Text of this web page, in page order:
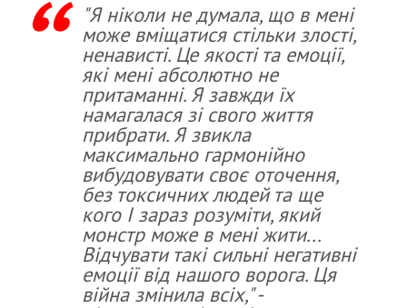
"Я ніколи не думала, що в мені
може вміщатися стільки злості,
ненависті. Це якості та емоції,
які мені абсолютно не
притаманні. Я завжди їх
намагалася зі свого життя
прибрати. Я звикла
максимально гармонійно
вибудовувати своє оточення,
без токсичних людей та ще
кого І зараз розуміти, який
монстр може в мені жити...
Відчувати такі сильні негативні
емоції від нашого ворога. Ця
війна змінила всіх," -